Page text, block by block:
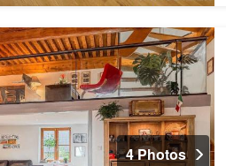
4 Photos